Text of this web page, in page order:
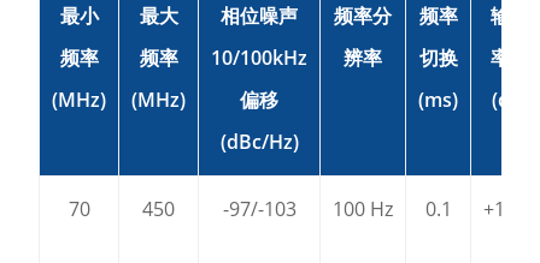
最小
频率
(MHz)
最大
频率
(MHz)
相位噪声
10/100kHz
偏移
(dBc/Hz)
频率分
辨率
频率
切换
(ms)
输出
率范
70 450 -97/-103 100 Hz 0.1 +10~-